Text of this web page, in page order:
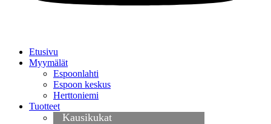
Etusivu
Myymälät
Espoonlahti
Espoon keskus
Herttoniemi
Tuotteet
Kausikukat